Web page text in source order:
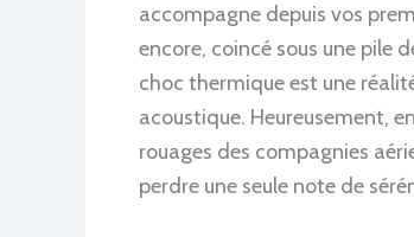
accompagne depuis vos
encore, coincé sous une pile
choc thermique est une
acoustique. Heureusement,
rouages des compagnies
perdre une seule note de